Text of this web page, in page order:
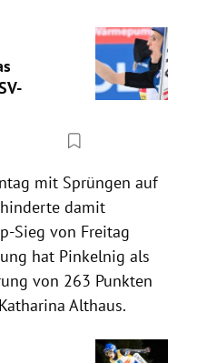
mit Sprüngen auf
damit
Sieg von Freitag
hat Pinkelnig als
von 263 Punkten
Althaus.